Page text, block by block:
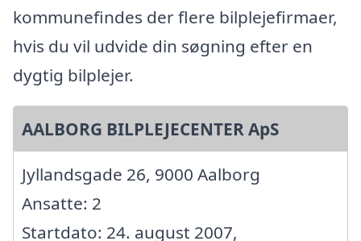
kommunefindes der flere bilplejefirmaer,
hvis du vil udvide din søgning efter en
dygtig bilplejer.
AALBORG BILPLEJECENTER ApS
Jyllandsgade 26, 9000 Aalborg
Ansatte: 2
Startdato: 24. august 2007,